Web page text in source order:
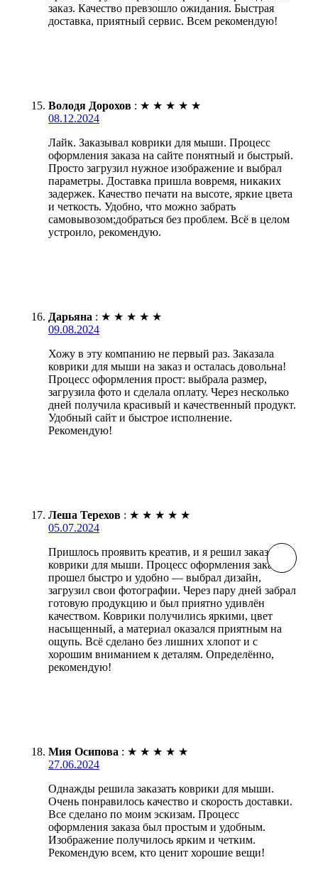
заказ. Качество превзошло ожидания. Быстрая
доставка, приятный сервис. Всем рекомендую!
Володя Дорохов : ★ ★ ★ ★ ★
08.12.2024
Лайк. Заказывал коврики для мыши. Процесс
оформления заказа на сайте понятный и быстрый.
Просто загрузил нужное изображение и выбрал
параметры. Доставка пришла вовремя, никаких
задержек. Качество печати на высоте, яркие цвета
и четкость. Удобно, что можно забрать
самовывозом;добраться без проблем. Всё в целом
устроило, рекомендую.
Дарьяна : ★ ★ ★ ★ ★
09.08.2024
Хожу в эту компанию не первый раз. Заказала
коврики для мыши на заказ и осталась довольна!
Процесс оформления прост: выбрала размер,
загрузила фото и сделала оплату. Через несколько
дней получила красивый и качественный продукт.
Удобный сайт и быстрое исполнение.
Рекомендую!
Леша Терехов : ★ ★ ★ ★ ★
05.07.2024
Пришлось проявить креатив, и я решил заказать
коврики для мыши. Процесс оформления заказа
прошел быстро и удобно — выбрал дизайн,
загрузил свои фотографии. Через пару дней забрал
готовую продукцию и был приятно удивлён
качеством. Коврики получились яркими, цвет
насыщенный, а материал оказался приятным на
ощупь. Всё сделано без лишних хлопот и с
хорошим вниманием к деталям. Определённо,
рекомендую!
Мия Осипова : ★ ★ ★ ★ ★
27.06.2024
Однажды решила заказать коврики для мыши.
Очень понравилось качество и скорость доставки.
Все сделано по моим эскизам. Процесс
оформления заказа был простым и удобным.
Изображение получилось ярким и четким.
Рекомендую всем, кто ценит хорошие вещи!